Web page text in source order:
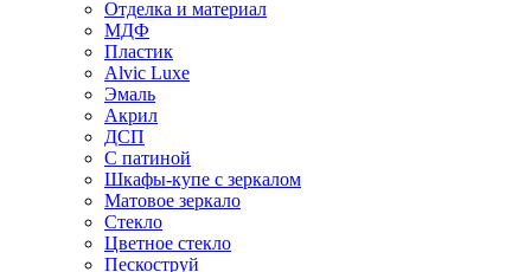
Отделка и материал
МДФ
Пластик
Alvic Luxe
Эмаль
Акрил
ДСП
С патиной
Шкафы-купе с зеркалом
Матовое зеркало
Стекло
Цветное стекло
Пескоструй